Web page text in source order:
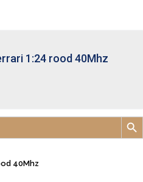
1:24 rood 40Mhz
40Mhz